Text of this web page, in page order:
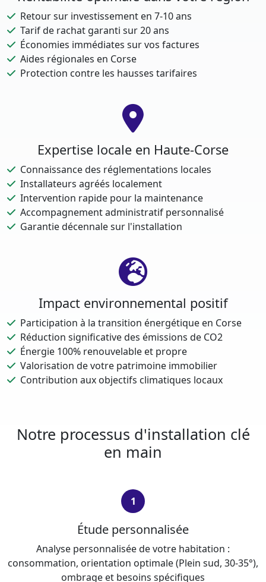
Retour sur investissement en 7-10 ans
Tarif de rachat garanti sur 20 ans
Économies immédiates sur vos factures
Aides régionales en Corse
Protection contre les hausses tarifaires
Expertise locale en Haute-Corse
Connaissance des réglementations locales
Installateurs agréés localement
Intervention rapide pour la maintenance
Accompagnement administratif personnalisé
Garantie décennale sur l'installation
Impact environnemental positif
Participation à la transition énergétique en Corse
Réduction significative des émissions de CO2
Énergie 100% renouvelable et propre
Valorisation de votre patrimoine immobilier
Contribution aux objectifs climatiques locaux
Notre processus d'installation clé
en main
1
Étude personnalisée
Analyse personnalisée de votre habitation :
consommation, orientation optimale (Plein sud, 30-35°),
ombrage et besoins spécifiques